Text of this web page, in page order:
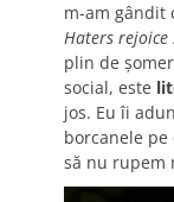
m-am gândit
Haters rejoice
plin de
social, este
jos. Eu îi
borcanele pe
să nu rupem